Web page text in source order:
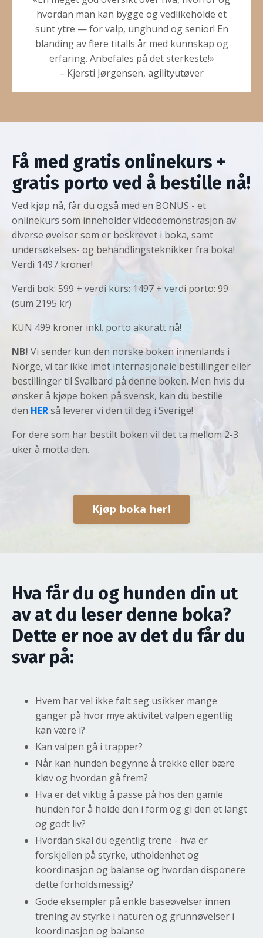
hvordan man kan bygge og vedlikeholde et
sunt ytre — for valp, unghund og senior! En
blanding av flere titalls år med kunnskap og
erfaring. Anbefales på det sterkeste!»
– Kjersti Jørgensen, agilityutøver
Få med gratis onlinekurs +
gratis porto ved å bestille nå!
Ved kjøp nå, får du også med en BONUS - et
onlinekurs som inneholder videodemonstrasjon av
diverse øvelser som er beskrevet i boka, samt
undersøkelses- og behandlingsteknikker fra boka!
Verdi 1497 kroner!
Verdi bok: 599 + verdi kurs: 1497 + verdi porto: 99
(sum 2195 kr)
KUN 499 kroner inkl. porto akuratt nå!
NB! Vi sender kun den norske boken innenlands i
Norge, vi tar ikke imot internasjonale bestillinger eller
bestillinger til Svalbard på denne boken. Men hvis du
ønsker å kjøpe boken på svensk, kan du bestille
den HERså leverer vi den til deg i Sverige!
For dere som har bestilt boken vil det ta mellom 2-3
uker å motta den.
Kjøp boka her!
Hva får du og hunden din ut
av at du leser denne boka?
Dette er noe av det du får du
svar på:
Hvem har vel ikke følt seg usikker mange
ganger på hvor mye aktivitet valpen egentlig
kan være i?
Kan valpen gå i trapper?
Når kan hunden begynne å trekke eller bære
kløv og hvordan gå frem?
Hva er det viktig å passe på hos den gamle
hunden for å holde den i form og gi den et langt
og godt liv?
Hvordan skal du egentlig trene - hva er
forskjellen på styrke, utholdenhet og
koordinasjon og balanse og hvordan disponere
dette forholdsmessig?
Gode eksempler på enkle baseøvelser innen
trening av styrke i naturen og grunnøvelser i
koordinasjon og balanse